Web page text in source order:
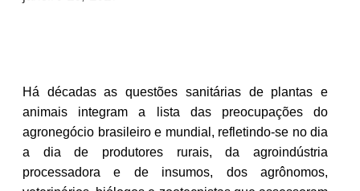
Há décadas as questões sanitárias de plantas e
animais integram a lista das preocupações do
agronegócio brasileiro e mundial, refletindo-se no dia
a dia de produtores rurais, da agroindústria
processadora e de insumos, dos agrônomos,